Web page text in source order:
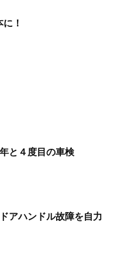
！
と４度目の車検
アハンドル故障を自力